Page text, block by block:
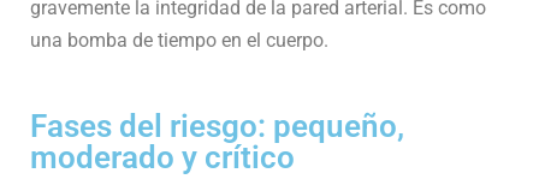
gravemente la integridad de la pared arterial. Es como
una bomba de tiempo en el cuerpo.
Fases del riesgo: pequeño,
moderado y crítico